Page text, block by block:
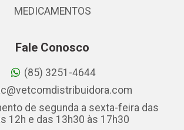
MEDICAMENTOS
Fale Conosco
(85) 3251-4644
de segunda a sexta-feira das
12h e das 13h30 às 17h30